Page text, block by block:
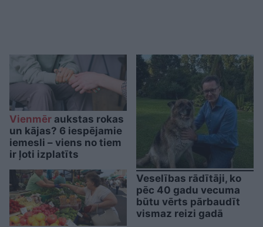
Vienmēr aukstas rokas
un kājas? 6 iespējamie
iemesli – viens no tiem
ir ļoti izplatīts
Veselības rādītāji, ko
pēc 40 gadu vecuma
būtu vērts pārbaudīt
vismaz reizi gadā